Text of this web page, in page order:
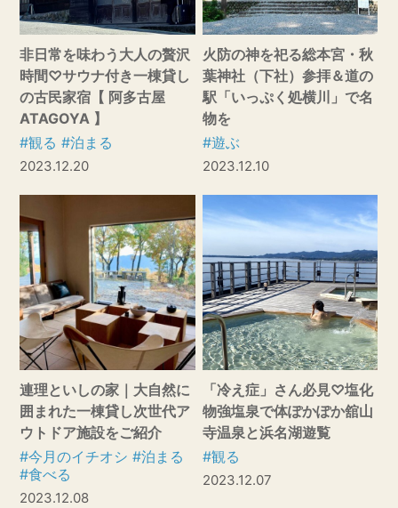
非日常を味わう大人の贅沢
時間♡サウナ付き一棟貸し
の古民家宿【 阿多古屋
ATAGOYA 】
#観る #泊まる
2023.12.20
火防の神を祀る総本宮・秋
葉神社（下社）参拝＆道の
駅「いっぷく処横川」で名
物を
#遊ぶ
2023.12.10
連理といしの家｜大自然に
囲まれた一棟貸し次世代ア
ウトドア施設をご紹介
#今月のイチオシ #泊まる
#食べる
2023.12.08
「冷え症」さん必見♡塩化
物強塩泉で体ぽかぽか舘山
寺温泉と浜名湖遊覧
#観る
2023.12.07